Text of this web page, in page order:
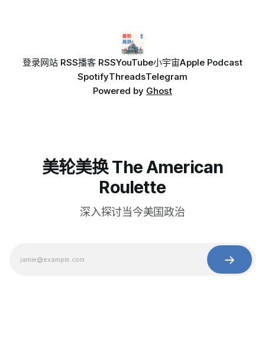
登录网站 RSS播客 RSSYouTube小宇宙Apple Podcast
SpotifyThreadsTelegram
Powered by Ghost
美轮美换 The American
Roulette
深入探讨当今美国政治